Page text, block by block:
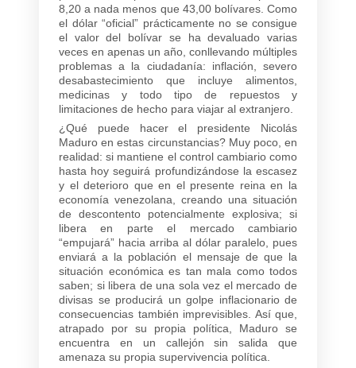
8,20 a nada menos que 43,00 bolívares. Como
el dólar “oficial” prácticamente no se consigue
el valor del bolívar se ha devaluado varias
veces en apenas un año, conllevando múltiples
problemas a la ciudadanía: inflación, severo
desabastecimiento que incluye alimentos,
medicinas y todo tipo de repuestos y
limitaciones de hecho para viajar al extranjero.
¿Qué puede hacer el presidente Nicolás
Maduro en estas circunstancias? Muy poco, en
realidad: si mantiene el control cambiario como
hasta hoy seguirá profundizándose la escasez
y el deterioro que en el presente reina en la
economía venezolana, creando una situación
de descontento potencialmente explosiva; si
libera en parte el mercado cambiario
“empujará” hacia arriba al dólar paralelo, pues
enviará a la población el mensaje de que la
situación económica es tan mala como todos
saben; si libera de una sola vez el mercado de
divisas se producirá un golpe inflacionario de
consecuencias también imprevisibles. Así que,
atrapado por su propia política, Maduro se
encuentra en un callejón sin salida que
amenaza su propia supervivencia política.